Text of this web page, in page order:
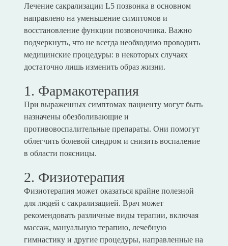
Лечение сакрализации L5 позвонка в основном
направлено на уменьшение симптомов и
восстановление функции позвоночника. Важно
подчеркнуть, что не всегда необходимо проводить
медицинские процедуры: в некоторых случаях
достаточно лишь изменить образ жизни.
1. Фармакотерапия
При выраженных симптомах пациенту могут быть
назначены обезболивающие и
противовоспалительные препараты. Они помогут
облегчить болевой синдром и снизить воспаление
в области поясницы.
2. Физиотерапия
Физиотерапия может оказаться крайне полезной
для людей с сакрализацией. Врач может
рекомендовать различные виды терапии, включая
массаж, мануальную терапию, лечебную
гимнастику и другие процедуры, направленные на